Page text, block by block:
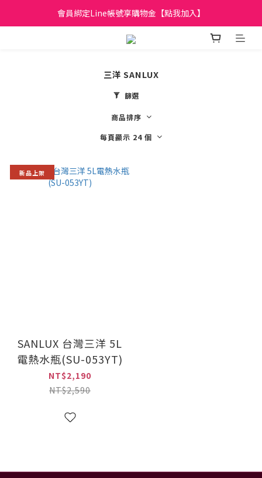
日立家電、國際牌 原廠管制價格 私訊優惠價
會員綁定Line帳號享購物金【點我加入】
全館滿299元免運
三洋 SANLUX
篩選
商品排序
每頁顯示 24 個
新品上架
SANLUX 台灣三洋 5L
電熱水瓶(SU-053YT)
NT$2,190
NT$2,590